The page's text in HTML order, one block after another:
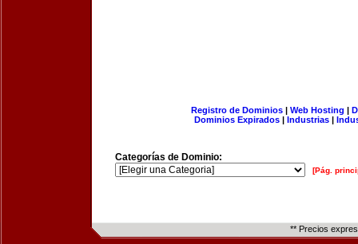
Registro de Dominios| Web Hosting |
Dominios Expirados | Industrias |
Categorías de Dominio:
[Pág.
** Precios